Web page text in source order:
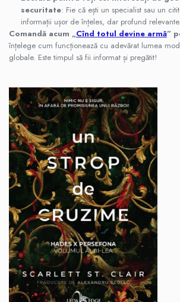
securitate: Fie că ești un specialist sau un
informații ușor de înțeles, dar profund relevante.
Comandă acum „Cînd totul devine armă”
înțelege cum funcționează cu adevărat lumea
globale. Este timpul să fii informat și pregătit!